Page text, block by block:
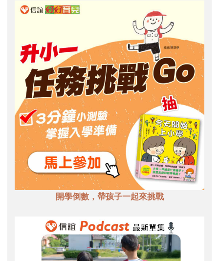
開學倒數，帶孩子一起來挑戰